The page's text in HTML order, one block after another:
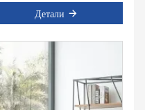
Детали